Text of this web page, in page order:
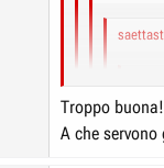
Troppo
A che